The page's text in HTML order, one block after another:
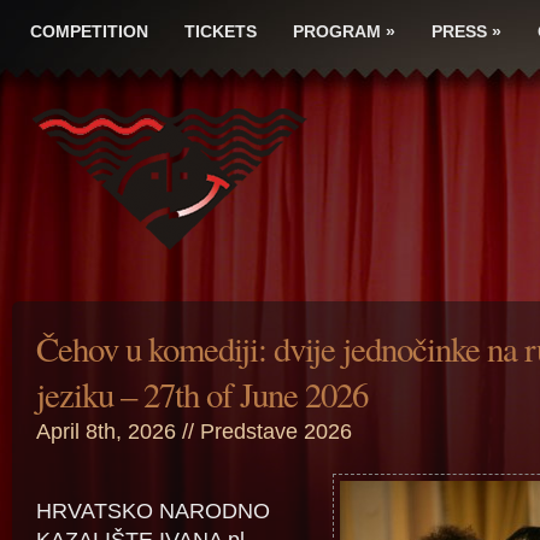
COMPETITION TICKETS PROGRAM » PRESS »
Čehov u komediji: dvije jednočinke na
jeziku – 27th of June 2026
April 8th, 2026 // Predstave 2026
HRVATSKO NARODNO